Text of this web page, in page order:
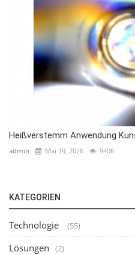
Heißverstemm Anwendung
admin Mai 19, 2026 9406
KATEGORIEN
Technologie (55)
Lösungen (2)